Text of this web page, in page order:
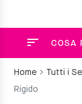
COSA
Home Tutti i
Rigido